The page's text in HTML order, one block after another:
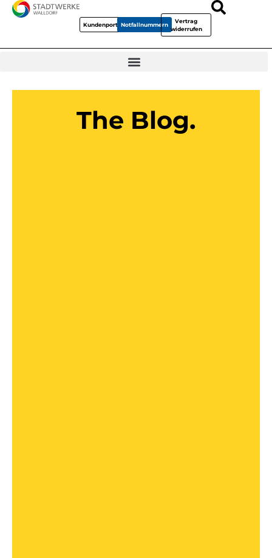
KundenportalNotfallnummern
Vertrag
widerrufen
The Blog.